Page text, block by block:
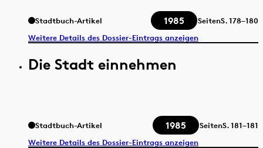
Stadtbuch-Artikel 1985 SeitenS.178–180
Weitere Details des Dossier-Eintrags anzeigen
Die Stadt einnehmen
Stadtbuch-Artikel 1985 SeitenS.181–181
Weitere Details des Dossier-Eintrags anzeigen